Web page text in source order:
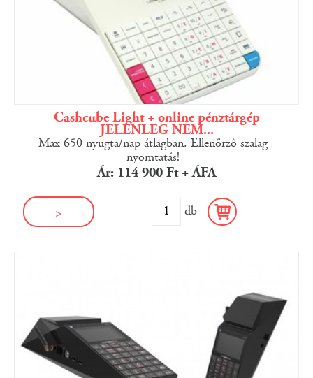
Cashcube Light + online pénztárgép
JELENLEG NEM...
Max 650 nyugta/nap átlagban. Ellenőrző szalag
nyomtatás!
Ár: 114 900 Ft + ÁFA
> db